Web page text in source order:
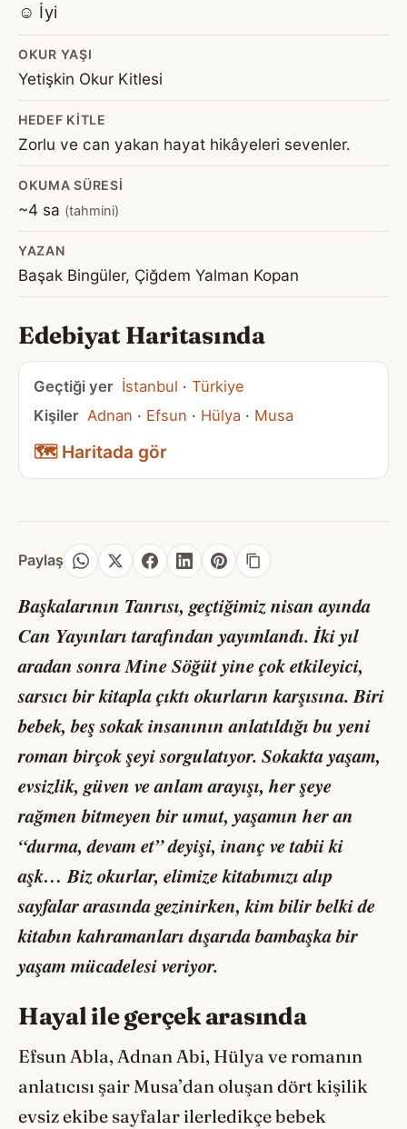
☺️ İyi
OKUR YAŞI
Yetişkin Okur Kitlesi
HEDEF KITLE
Zorlu ve can yakan hayat hikâyeleri sevenler.
OKUMA SÜRESI
~4 sa (tahmini)
YAZAN
Başak Bingüler, Çiğdem Yalman Kopan
Edebiyat Haritasında
Geçtiği yer İstanbul · Türkiye
Kişiler Adnan · Efsun · Hülya · Musa
🗺️ Haritada gör
Paylaş
Başkalarının Tanrısı, geçtiğimiz nisan ayında
Can Yayınları tarafından yayımlandı. İki yıl
aradan sonra Mine Söğüt yine çok etkileyici,
sarsıcı bir kitapla çıktı okurların karşısına. Biri
bebek, beş sokak insanının anlatıldığı bu yeni
roman birçok şeyi sorgulatıyor. Sokakta yaşam,
evsizlik, güven ve anlam arayışı, her şeye
rağmen bitmeyen bir umut, yaşamın her an
“durma, devam et” deyişi, inanç ve tabii ki
aşk… Biz okurlar, elimize kitabımızı alıp
sayfalar arasında gezinirken, kim bilir belki de
kitabın kahramanları dışarıda bambaşka bir
yaşam mücadelesi veriyor.
Hayal ile gerçek arasında
Efsun Abla, Adnan Abi, Hülya ve romanın
anlatıcısı şair Musa’dan oluşan dört kişilik
evsiz ekibe sayfalar ilerledikçe bebek